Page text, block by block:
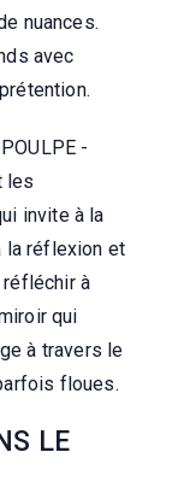
nuances.
avec
-
les
invite à la
la réflexion et
à
qui
à travers le
floues.
LE